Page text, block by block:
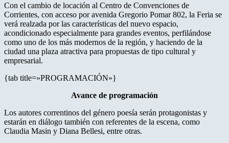
Con el cambio de locación al Centro de Convenciones de
Corrientes, con acceso por avenida Gregorio Pomar 802, la Feria se
verá realzada por las características del nuevo espacio,
acondicionado especialmente para grandes eventos, perfilándose
como uno de los más modernos de la región, y haciendo de la
ciudad una plaza atractiva para propuestas de tipo cultural y
empresarial.
{tab title=»PROGRAMACIÓN»}
Avance de programación
Los autores correntinos del género poesía serán protagonistas y
estarán en diálogo también con referentes de la escena, como
Claudia Masin y Diana Bellesi, entre otras.